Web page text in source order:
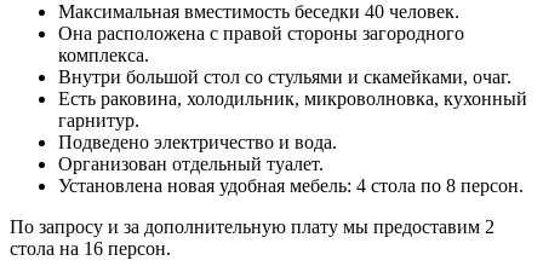
Максимальная вместимость беседки 40 человек.
Она расположена с правой стороны загородного
комплекса.
Внутри большой стол со стульями и скамейками, очаг.
Есть раковина, холодильник, микроволновка, кухонный
гарнитур.
Подведено электричество и вода.
Организован отдельный туалет.
Установлена новая удобная мебель: 4 стола по 8 персон.
По запросу и за дополнительную плату мы предоставим 2
стола на 16 персон.